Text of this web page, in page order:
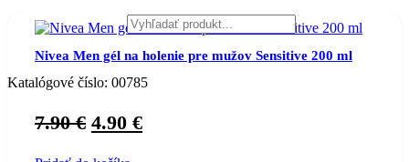
search
Nivea Men gél na holenie pre mužov Sensitive 200 ml
Katalógové číslo: 00785
7.90€ Original
4.90 €Current